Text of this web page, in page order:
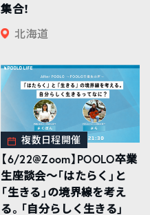
集合！
北海道
複数日程開催
【6/22@Zoom】POOLO卒業
生座談会〜「はたらく」と
「生きる」の境界線を考え
る。「自分らしく生きる」